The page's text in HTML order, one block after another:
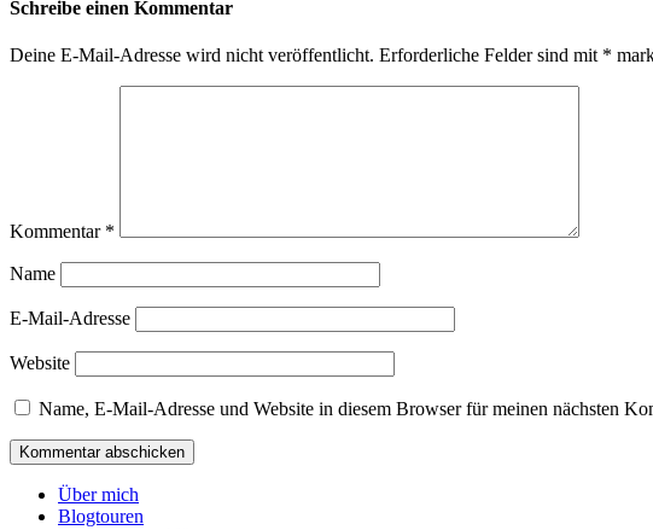
Schreibe einen Kommentar
Deine E-Mail-Adresse wird nicht veröffentlicht. Erforderliche Felder sind mit *
Kommentar *
Name
E-Mail-Adresse
Website
Name, E-Mail-Adresse und Website in diesem Browser für meinen nächsten
Über mich
Blogtouren